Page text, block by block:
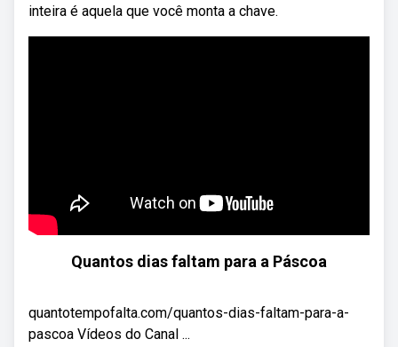
inteira é aquela que você monta a chave.
Quantos dias faltam para a Páscoa
quantotempofalta.com/quantos-dias-faltam-para-a-
pascoa Vídeos do Canal ...